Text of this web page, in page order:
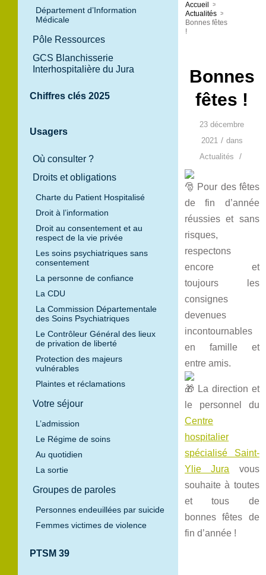
Département d’Information
Médicale
Pôle Ressources
GCS Blanchisserie
Interhospitalière du Jura
Chiffres clés 2025
Usagers
Où consulter ?
Droits et obligations
Charte du Patient Hospitalisé
Droit à l’information
Droit au consentement et au
respect de la vie privée
Les soins psychiatriques sans
consentement
La personne de confiance
La CDU
La Commission Départementale
des Soins Psychiatriques
Le Contrôleur Général des lieux
de privation de liberté
Protection des majeurs
vulnérables
Plaintes et réclamations
Votre séjour
L’admission
Le Régime de soins
Au quotidien
La sortie
Groupes de paroles
Personnes endeuillées par suicide
Femmes victimes de violence
PTSM 39
Accueil
>
Actualités >
Bonnes fêtes
!
Bonnes
fêtes !
23 décembre
2021 / dans
Actualités
/
Pour des fêtes
de fin d’année
réussies et sans
risques,
respectons
encore et
toujours les
consignes
devenues
incontournables
en famille et
entre amis.
La direction et
le personnel du
Centre
hospitalier
spécialisé Saint-
Ylie Jura vous
souhaite à toutes
et tous de
bonnes fêtes de
fin d’année !